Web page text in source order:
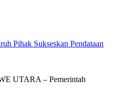
Pihak Sukseskan Pendataan
UTARA – Pemerintah